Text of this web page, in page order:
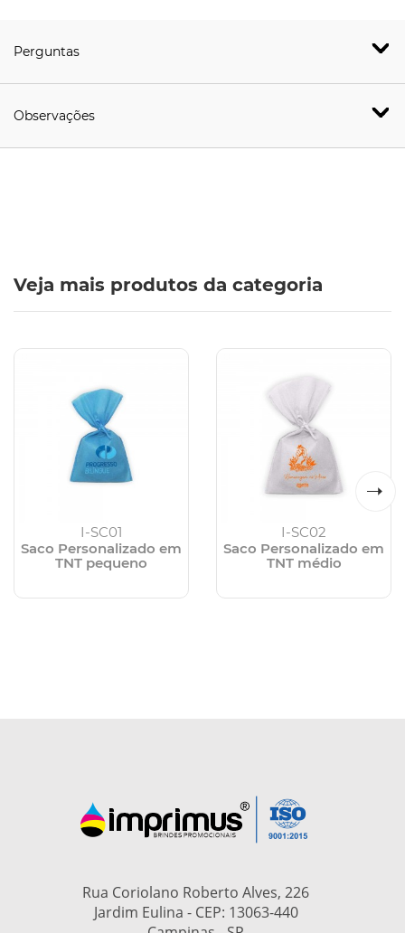
Perguntas
Observações
Veja mais produtos da categoria
I-SC01
Saco Personalizado em
TNT pequeno
I-SC02
Saco Personalizado em
TNT médio
Rua Coriolano Roberto Alves, 226
Jardim Eulina - CEP: 13063-440